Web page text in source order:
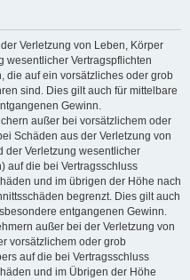
Verletzung von Leben, Körper
wesentlicher Vertragspflichten
die auf ein vorsätzliches oder grob
sind. Dies gilt auch für mittelbare
Gewinn.
außer bei vorsätzlichem oder
Schäden aus der Verletzung von
der Verletzung wesentlicher
auf die bei Vertragsschluss
und im übrigen der Höhe nach
begrenzt. Dies gilt auch
entgangenen Gewinn.
außer bei der Verletzung von
vorsätzlichem oder grob
auf die bei Vertragsschluss
und im Übrigen der Höhe